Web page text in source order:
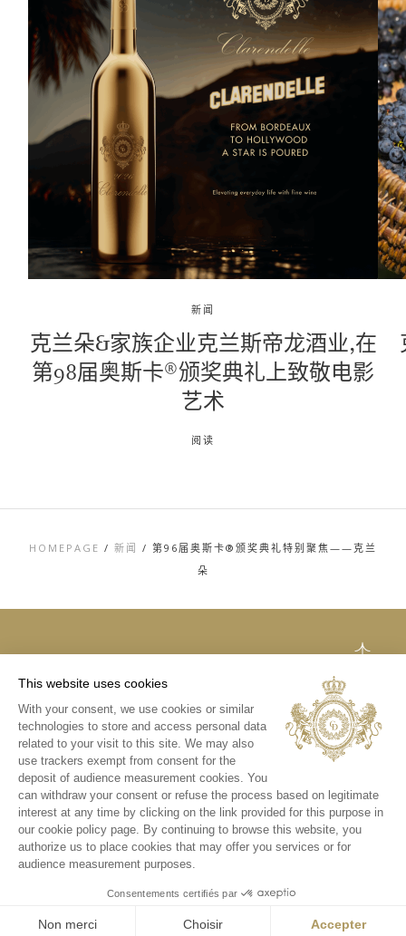
新闻
克兰朵&家族企业克兰斯帝⻰酒业,在
第98届奥斯卡®颁奖典礼上致敬电影
艺术
阅读
HOMEPAGE / 新闻 / 第96届奥斯卡®颁奖典礼特别聚焦——克兰
朵
法律声明
隐私和COOKIES政
策
媒体库
INSTAGRAM
微信
新浪微博
This website uses cookies
With your consent, we use cookies or similar
technologies to store and access personal data
related to your visit to this site. We may also
use trackers exempt from consent for the
deposit of audience measurement cookies. You
can withdraw your consent or refuse the process based on legitimate
interest at any time by clicking on the link provided for this purpose in
our cookie policy page. By continuing to browse this website, you
authorize us to place cookies that may offer you services or for
audience measurement purposes.
Consentements certifiés par
Non merci Choisir Accepter